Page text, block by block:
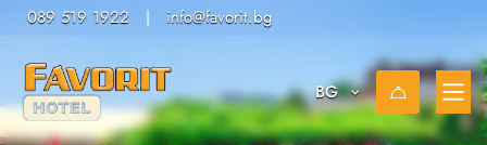
089 519 1922 | info@favorit.bg
BG